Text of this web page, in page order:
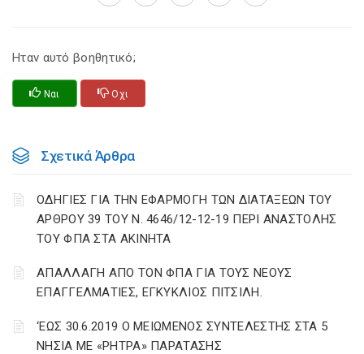
Ηταν αυτό βοηθητικό;
Ναι Οχι
Σχετικά Άρθρα
ΟΔΗΓΙΕΣ ΓΙΑ ΤΗΝ ΕΦΑΡΜΟΓΗ ΤΩΝ ΔΙΑΤΑΞΕΩΝ ΤΟΥ
ΑΡΘΡΟΥ 39 ΤΟΥ Ν. 4646/12-12-19 ΠΕΡΙ ΑΝΑΣΤΟΛΗΣ
ΤΟΥ ΦΠΑ ΣΤΑ ΑΚΙΝΗΤΑ
ΑΠΑΛΛΑΓΗ ΑΠΟ ΤΟΝ ΦΠΑ ΓΙΑ ΤΟΥΣ ΝΕΟΥΣ
ΕΠΑΓΓΕΛΜΑΤΙΕΣ, ΕΓΚΥΚΛΙΟΣ ΠΙΤΣΙΛΗ.
‘ΕΩΣ 30.6.2019 Ο ΜΕΙΩΜΕΝΟΣ ΣΥΝΤΕΛΕΣΤΗΣ ΣΤΑ 5
ΝΗΣΙΑ ΜΕ «ΡΗΤΡΑ» ΠΑΡΑΤΑΣΗΣ